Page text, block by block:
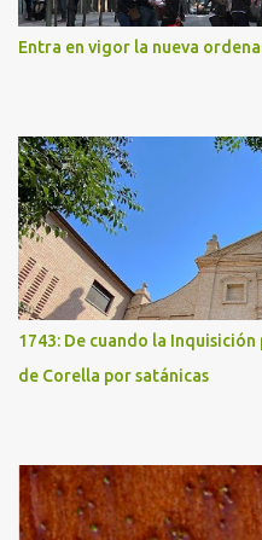
Entra en vigor la nueva
1743: De cuando la
de Corella por satánicas